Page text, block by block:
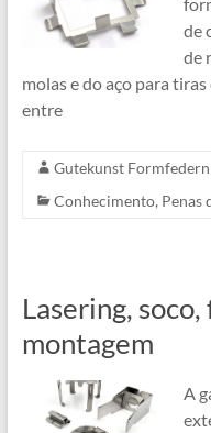
de
de
molas e do aço para
entre
Gutekunst Formfedern
Conhecimento, Penas
Lasering,
montagem
A